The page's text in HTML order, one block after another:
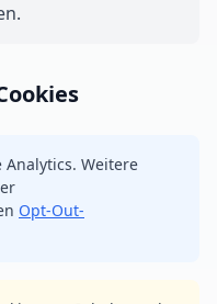
Analytics. Weitere
Opt-Out-